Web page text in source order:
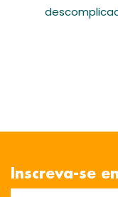
Inscreva-se